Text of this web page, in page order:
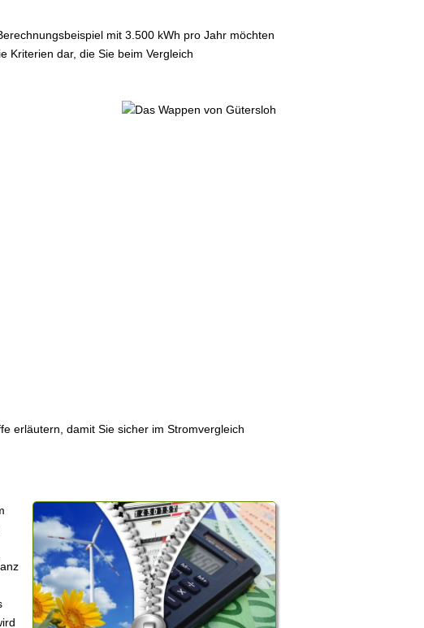
mit 3.500 kWh pro Jahr möchten
Kriterien dar, die Sie beim Vergleich
erläutern, damit Sie sicher im Stromvergleich